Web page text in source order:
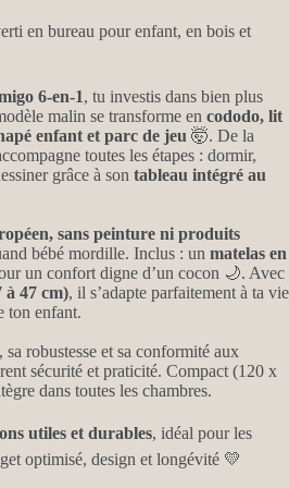
6-en-1, tu investis dans bien plus
malin se transforme en cododo, lit
enfant et parc de jeu 🤯. De la
toutes les étapes : dormir,
grâce à son tableau intégré au
sans peinture ni produits
bébé mordille. Inclus : un matelas en
un confort digne d’un cocon 🌙. Avec
à 47 cm), il s’adapte parfaitement à ta vie
ton enfant.
, sa robustesse et sa conformité aux
sécurité et praticité. Compact (120 x
dans toutes les chambres.
utiles et durables, idéal pour les
optimisé, design et longévité 💛